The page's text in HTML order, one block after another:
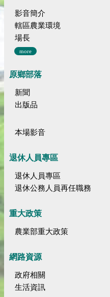
影音簡介
轄區農業環境
場長
more
原鄉部落
新聞
出版品
本場影音
退休人員專區
退休人員專區
退休公務人員再任職務
重大政策
農業部重大政策
網路資源
政府相關
生活資訊